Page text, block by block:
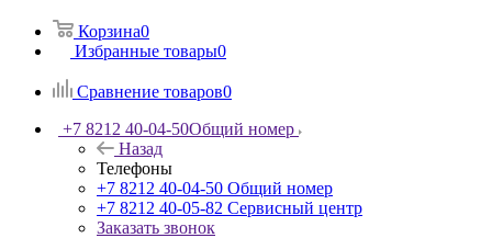
Корзина0
Избранные товары0
Сравнение товаров0
+7 8212 40-04-50Общий номер
Назад
Телефоны
+7 8212 40-04-50 Общий номер
+7 8212 40-05-82 Сервисный центр
Заказать звонок